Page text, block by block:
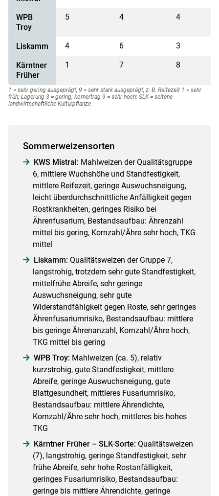
WPB
Troy
5 4 4
Liskamm 4 6 3
Kärntner
Früher
1 7 8
1 = sehr gering ausgeprägt, 9 = sehr stark ausgeprägt, z. B. Reifezeit 1 = sehr
früh; Lagerung 3 = gering; kornertrag 9 = sehr hoch; SLK = seltene
landwirtschaftliche Kulturpflanze
Sommerweizensorten
KWS Mistral: Mahlweizen der Qualitätsgruppe
6, mittlere Wuchshöhe und Standfestigkeit,
mittlere Reifezeit, geringe Auswuchsneigung,
leicht überdurchschnittliche Anfälligkeit gegen
Rostkrankheiten, geringes Risiko bei
Ährenfusarium, Bestandsaufbau: Ährenzahl
mittel bis gering, Kornzahl/​Ähre sehr hoch, TKG
mittel
Liskamm: Qualitätsweizen der Gruppe 7,
langstrohig, trotzdem sehr gute Standfestigkeit,
mittelfrühe Abreife, sehr geringe
Auswuchsneigung, sehr gute
Widerstandfähigkeit gegen Roste, sehr geringes
Ähren­fusariumrisiko, Bestandsaufbau: mittlere
bis geringe Ährenanzahl, Kornzahl/​Ähre hoch,
TKG mittel bis gering
WPB Troy: Mahlweizen (ca. 5), relativ
kurzstrohig, gute Standfestigkeit, mittlere
Abreife, geringe Auswuchsneigung, gute
Blattgesundheit, mittleres Fusariumrisiko,
Bestandsaufbau: mittlere Ährendichte,
Kornzahl/​Ähre sehr hoch, mittleres bis hohes
TKG
Kärntner Früher – SLK-Sorte: Qualitätsweizen
(7), langstrohig, geringe Standfestigkeit, sehr
frühe Abreife, sehr hohe Rostanfälligkeit,
geringes Fusariumrisiko, Bestandsaufbau:
geringe bis mittlere Ährendichte, geringe